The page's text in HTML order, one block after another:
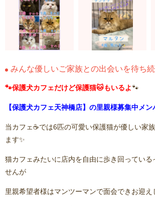
みんな優しいご家族との出会いを待ち
🐾保護犬カフェだけど保護猫🐱もいるよ🐾
【保護犬カフェ天神橋店】の里親様募集中メン
当カフェ☕️では6匹の可愛い保護猫が優しい家
ます✨
猫カフェみたいに店内を自由に歩き回っている
せんが
里親希望者様はマンツーマンで面会できお迎え